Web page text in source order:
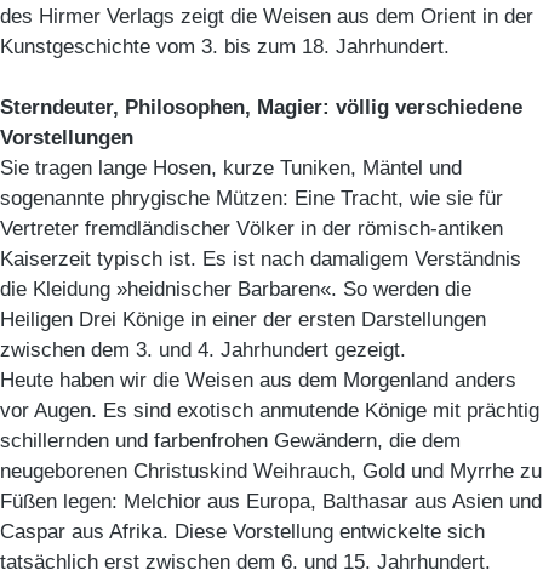
des Hirmer Verlags zeigt die Weisen aus dem Orient in der
Kunstgeschichte vom 3. bis zum 18. Jahrhundert.
Sterndeuter, Philosophen, Magier: völlig verschiedene
Vorstellungen
Sie tragen lange Hosen, kurze Tuniken, Mäntel und
sogenannte phrygische Mützen: Eine Tracht, wie sie für
Vertreter fremdländischer Völker in der römisch-antiken
Kaiserzeit typisch ist. Es ist nach damaligem Verständnis
die Kleidung »heidnischer Barbaren«. So werden die
Heiligen Drei Könige in einer der ersten Darstellungen
zwischen dem 3. und 4. Jahrhundert gezeigt.
Heute haben wir die Weisen aus dem Morgenland anders
vor Augen. Es sind exotisch anmutende Könige mit prächtig
schillernden und farbenfrohen Gewändern, die dem
neugeborenen Christuskind Weihrauch, Gold und Myrrhe zu
Füßen legen: Melchior aus Europa, Balthasar aus Asien und
Caspar aus Afrika. Diese Vorstellung entwickelte sich
tatsächlich erst zwischen dem 6. und 15. Jahrhundert.